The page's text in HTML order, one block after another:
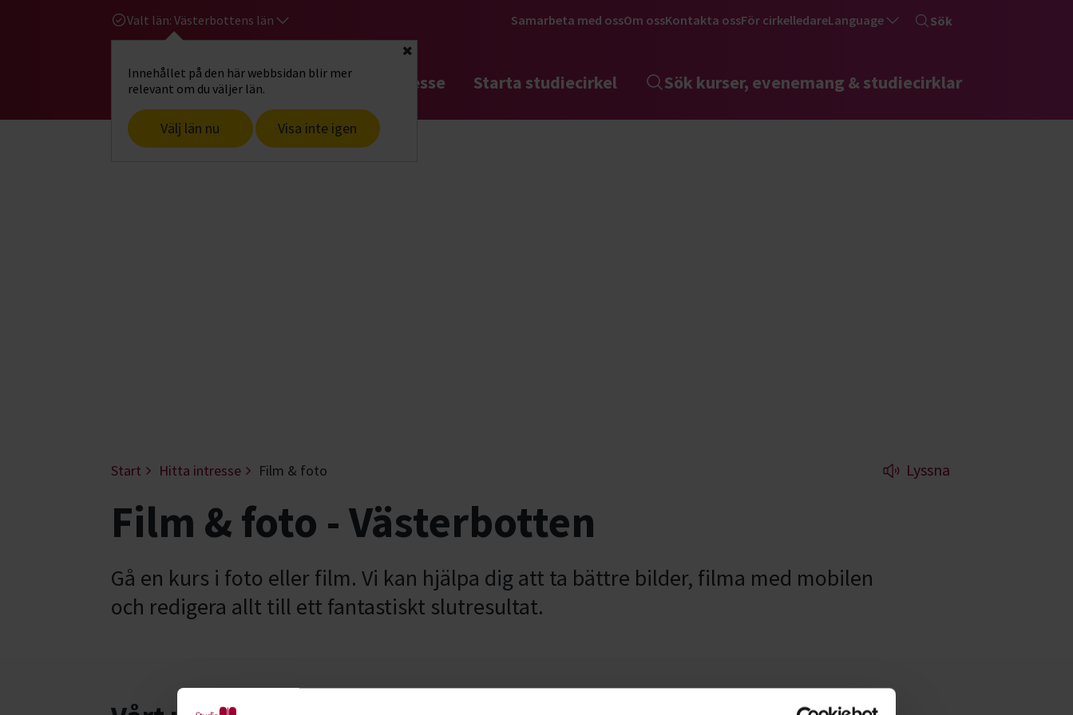
Valt län: Västerbottens län
Innehållet på den här webbsidan blir mer
relevant om du väljer län.
Välj län nu Visa inte igen
Stäng
Samarbeta med ossOm ossKontakta ossFör cirkelledareLanguage Sök
Gå till studiefrämjandets startsidaHitta intresse Starta studiecirkel Sök kurser, evenemang & studiecirklar
Start Hitta intresse Film & foto Lyssna
Film & foto - Västerbotten
Gå en kurs i foto eller film. Vi kan hjälpa dig att ta bättre bilder, filma med mobilen
och redigera allt till ett fantastiskt slutresultat.